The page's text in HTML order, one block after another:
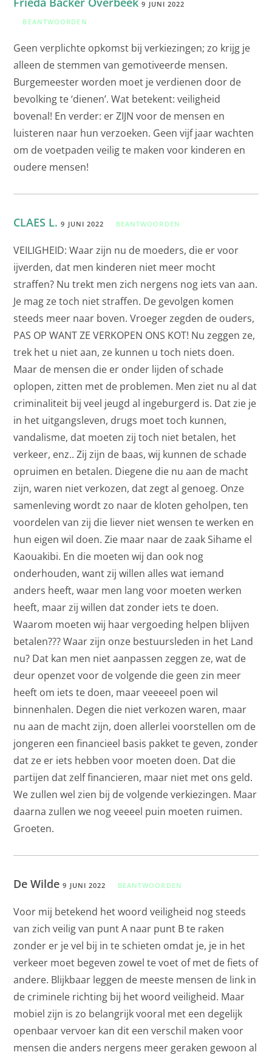
9 JUNI 2022
BEANTWOORDEN
Geen verplichte opkomst bij verkiezingen; zo krijg je
alleen de stemmen van gemotiveerde mensen.
Burgemeester worden moet je verdienen door de
bevolking te ‘dienen’. Wat betekent: veiligheid
bovenal! En verder: er ZIJN voor de mensen en
luisteren naar hun verzoeken. Geen vijf jaar wachten
om de voetpaden veilig te maken voor kinderen en
oudere mensen!
CLAES L. 9 JUNI 2022 BEANTWOORDEN
VEILIGHEID: Waar zijn nu de moeders, die er voor
ijverden, dat men kinderen niet meer mocht
straffen? Nu trekt men zich nergens nog iets van aan.
Je mag ze toch niet straffen. De gevolgen komen
steeds meer naar boven. Vroeger zegden de ouders,
PAS OP WANT ZE VERKOPEN ONS KOT! Nu zeggen ze,
trek het u niet aan, ze kunnen u toch niets doen.
Maar de mensen die er onder lijden of schade
oplopen, zitten met de problemen. Men ziet nu al dat
criminaliteit bij veel jeugd al ingeburgerd is. Dat zie je
in het uitgangsleven, drugs moet toch kunnen,
vandalisme, dat moeten zij toch niet betalen, het
verkeer, enz.. Zij zijn de baas, wij kunnen de schade
opruimen en betalen. Diegene die nu aan de macht
zijn, waren niet verkozen, dat zegt al genoeg. Onze
samenleving wordt zo naar de kloten geholpen, ten
voordelen van zij die liever niet wensen te werken en
hun eigen wil doen. Zie maar naar de zaak Sihame el
Kaouakibi. En die moeten wij dan ook nog
onderhouden, want zij willen alles wat iemand
anders heeft, waar men lang voor moeten werken
heeft, maar zij willen dat zonder iets te doen.
Waarom moeten wij haar vergoeding helpen blijven
betalen??? Waar zijn onze bestuursleden in het Land
nu? Dat kan men niet aanpassen zeggen ze, wat de
deur openzet voor de volgende die geen zin meer
heeft om iets te doen, maar veeeeel poen wil
binnenhalen. Degen die niet verkozen waren, maar
nu aan de macht zijn, doen allerlei voorstellen om de
jongeren een financieel basis pakket te geven, zonder
dat ze er iets hebben voor moeten doen. Dat die
partijen dat zelf financieren, maar niet met ons geld.
We zullen wel zien bij de volgende verkiezingen. Maar
daarna zullen we nog veeeel puin moeten ruimen.
Groeten.
De Wilde9 JUNI 2022 BEANTWOORDEN
Voor mij betekend het woord veiligheid nog steeds
van zich veilig van punt A naar punt B te raken
zonder er je vel bij in te schieten omdat je, je in het
verkeer moet begeven zowel te voet of met de fiets of
andere. Blijkbaar leggen de meeste mensen de link in
de criminele richting bij het woord veiligheid. Maar
mobiel zijn is zo belangrijk vooral met een degelijk
openbaar vervoer kan dit een verschil maken voor
mensen die anders nergens meer geraken gewoon al